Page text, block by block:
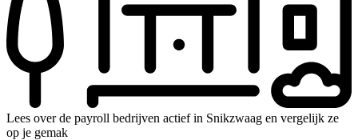
Lees over de payroll bedrijven actief in Snikzwaag en vergelijk ze
op je gemak